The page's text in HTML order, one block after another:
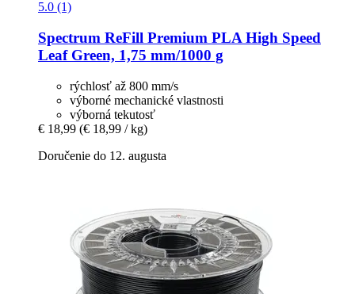
5.0 (1)
Spectrum ReFill Premium PLA High Speed
Leaf Green, 1,75 mm/1000 g
rýchlosť až 800 mm/s
výborné mechanické vlastnosti
výborná tekutosť
€ 18,99 (€ 18,99 / kg)
Doručenie do 12. augusta